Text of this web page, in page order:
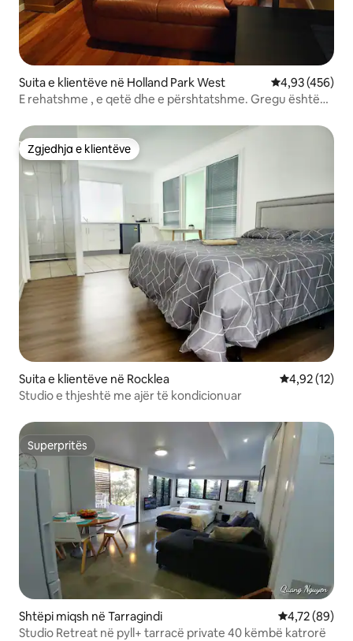
Suita e klientëve në Holland Park West Vlerësimi
4,93 (456)
E rehatshme , e qetë dhe e përshtatshme. Gregu është
Zgjedhja e klientëve
Zgjedhja e klientëve
Suita e klientëve në Rocklea Vlerësimi
4,92 (12)
Studio e thjeshtë me ajër të kondicionuar
Superpritës
Superpritës
Shtëpi miqsh në Tarragindi Vlerësimi
4,72 (89)
Studio Retreat në pyll+ tarracë private 40 këmbë katrorë